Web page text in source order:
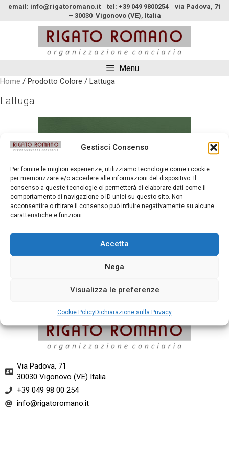
Gestisci Consenso
Per fornire le migliori esperienze, utilizziamo tecnologie come i cookie
per memorizzare e/o accedere alle informazioni del dispositivo. Il
consenso a queste tecnologie ci permetterà di elaborare dati come il
comportamento di navigazione o ID unici su questo sito. Non
acconsentire o ritirare il consenso può influire negativamente su alcune
caratteristiche e funzioni.
Accetta
Nega
Visualizza le preferenze
Cookie PolicyDichiarazione sulla Privacy
email: info@rigatoromano.it tel: +39 049 9800254 via Padova, 71
– 30030 Vigonovo (VE), Italia
Menu
Home / Prodotto Colore / Lattuga
Lattuga
Mousse Lattuga
Via Padova, 71
30030 Vigonovo (VE) Italia​
+39 049 98 00 254
info@rigatoromano.it​